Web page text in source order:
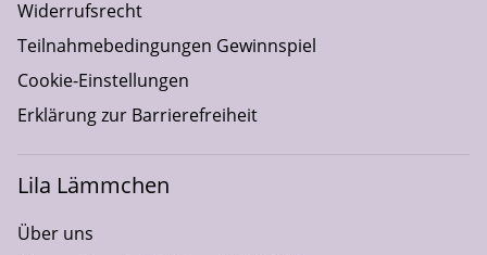
Widerrufsrecht
Teilnahmebedingungen Gewinnspiel
Cookie-Einstellungen
Erklärung zur Barrierefreiheit
Lila Lämmchen
Über uns